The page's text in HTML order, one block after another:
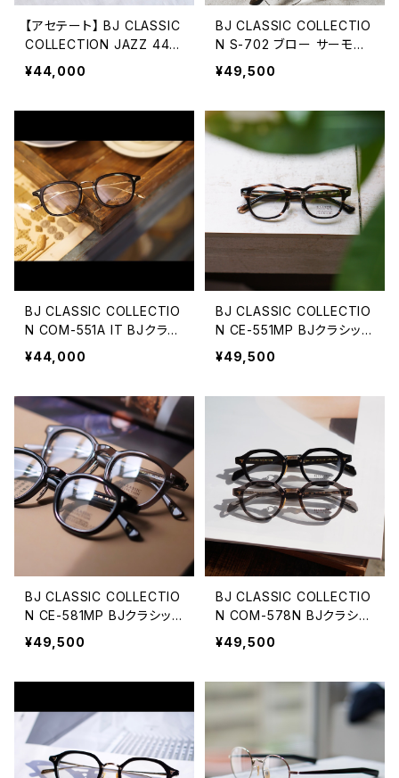
【アセテート】 BJ CLASSIC
COLLECTION JAZZ 44 4
6 48 51 ジャズ BJクラシッ
¥44,000
BJ CLASSIC COLLECTIO
N S-702 ブロー サーモン
ト BJクラシック 3サイズ展
開 45 48 52
¥49,500
BJ CLASSIC COLLECTIO
N COM-551A IT BJクラシ
ック
¥44,000
BJ CLASSIC COLLECTIO
N CE-551MP BJクラシック
セルロイド 44 47 50
¥49,500
BJ CLASSIC COLLECTIO
N CE-581MP BJクラシッ
ク セルロイド ウェリントン
2026ss
¥49,500
BJ CLASSIC COLLECTIO
N COM-578N BJクラシッ
ク クラウンパント 2025AW
¥49,500